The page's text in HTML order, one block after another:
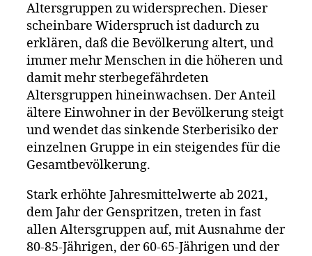
Altersgruppen zu widersprechen. Dieser
scheinbare Widerspruch ist dadurch zu
erklären, daß die Bevölkerung altert, und
immer mehr Menschen in die höheren und
damit mehr sterbegefährdeten
Altersgruppen hineinwachsen. Der Anteil
ältere Einwohner in der Bevölkerung steigt
und wendet das sinkende Sterberisiko der
einzelnen Gruppe in ein steigendes für die
Gesamtbevölkerung.
Stark erhöhte Jahresmittelwerte ab 2021,
dem Jahr der Genspritzen, treten in fast
allen Altersgruppen auf, mit Ausnahme der
80-85-Jährigen, der 60-65-Jährigen und der